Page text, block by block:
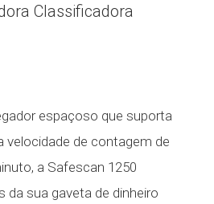
Classificadora
espaçoso que suporta
velocidade de contagem de
a Safescan 1250
da sua gaveta de dinheiro